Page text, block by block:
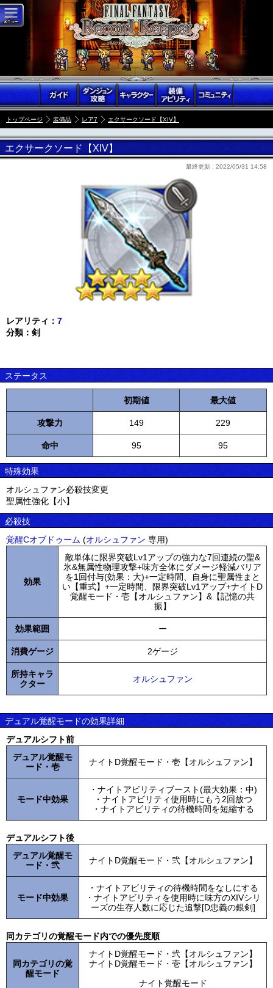
トップページ 装備品 レア7 エクサークソード【XIV】
エクサークソード【XIV】
最終更新 : 2022/05/31 14:58
レアリティ： 7
分類：剣
ステータス
初期値 最大値
攻撃力 149 229
命中 95 95
特殊効果
オルシュファン必殺技変更
聖属性強化【小】
必殺技
覚醒Cオブドゥーム (オルシュファン 専用)
効果
敵単体に限界突破Lv1アップの強力な7回連続の聖&
氷&無属性物理攻撃+味方全体にダメージ軽減バリア
を1回付与(効果：大)+一定時間、自身に聖属性まと
い【重式】+一定時間、限界突破Lv1アップ+ナイトD
覚醒モード・壱【オルシュファン】&【記憶の共
振】
効果範囲 ー
消費ゲージ 2ゲージ
所持キャラ
クター
オルシュファン
デュアル覚醒モードの効果詳細
デュアルシフト前
デュアル覚醒モ
ード・壱
ナイトD覚醒モード・壱【オルシュファン】
モード中効果
・ナイトアビリティブースト(最大効果：中)
・ナイトアビリティ使用時にもう2回放つ
・ナイトアビリティの待機時間を短縮する
デュアルシフト後
デュアル覚醒モ
ード・弐
ナイトD覚醒モード・弐【オルシュファン】
モード中効果
・ナイトアビリティの待機時間をなしにする
・ナイトアビリティを使用時に味方のXIVシリ
ーズの生存人数に応じた追撃[D忠義の銀剣]
同カテゴリの覚醒モード内での優先度順
同カテゴリの覚
醒モード
ナイトD覚醒モード・弐【オルシュファン】
ナイトD覚醒モード・壱【オルシュファン】
ナイト覚醒モード